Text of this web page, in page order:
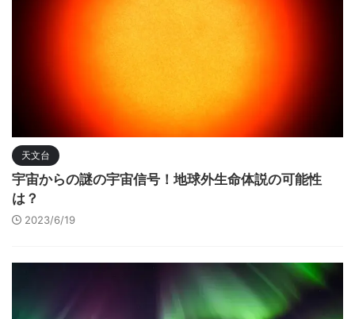
天文台
宇宙からの謎の宇宙信号！地球外生命体説の可能性
は？
2023/6/19